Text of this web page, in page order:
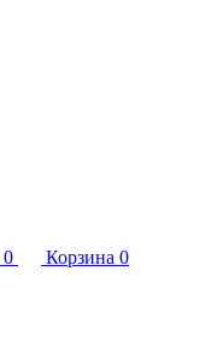
0 Корзина 0